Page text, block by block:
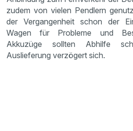
zudem von vielen Pendlern
der Vergangenheit schon der
Wagen für Probleme und
Akkuzüge sollten Abhilfe
Auslieferung verzögert sich.